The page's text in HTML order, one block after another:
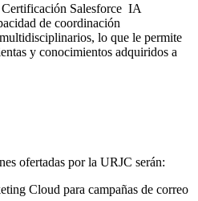
Certificación Salesforce IA
de coordinación
lo que le permite
y conocimientos adquiridos a
ofertadas por la URJC serán:
Cloud para campañas de correo